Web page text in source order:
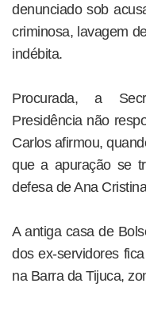
denunciado sob
criminosa, lavagem
indébita.
Procurada, a
Presidência não
Carlos afirmou,
que a apuração se
defesa de Ana
A antiga casa de
dos ex-servidores
na Barra da Tijuca,